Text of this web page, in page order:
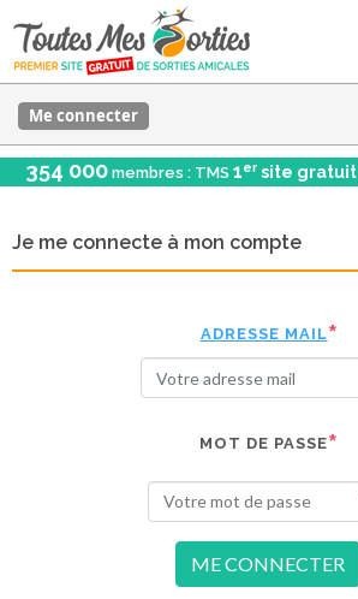
Me connecter
354 000 membres : TMS 1er site gratuit
Je me connecte à mon compte
ADRESSE MAIL
MOT DE PASSE
ME CONNECTER